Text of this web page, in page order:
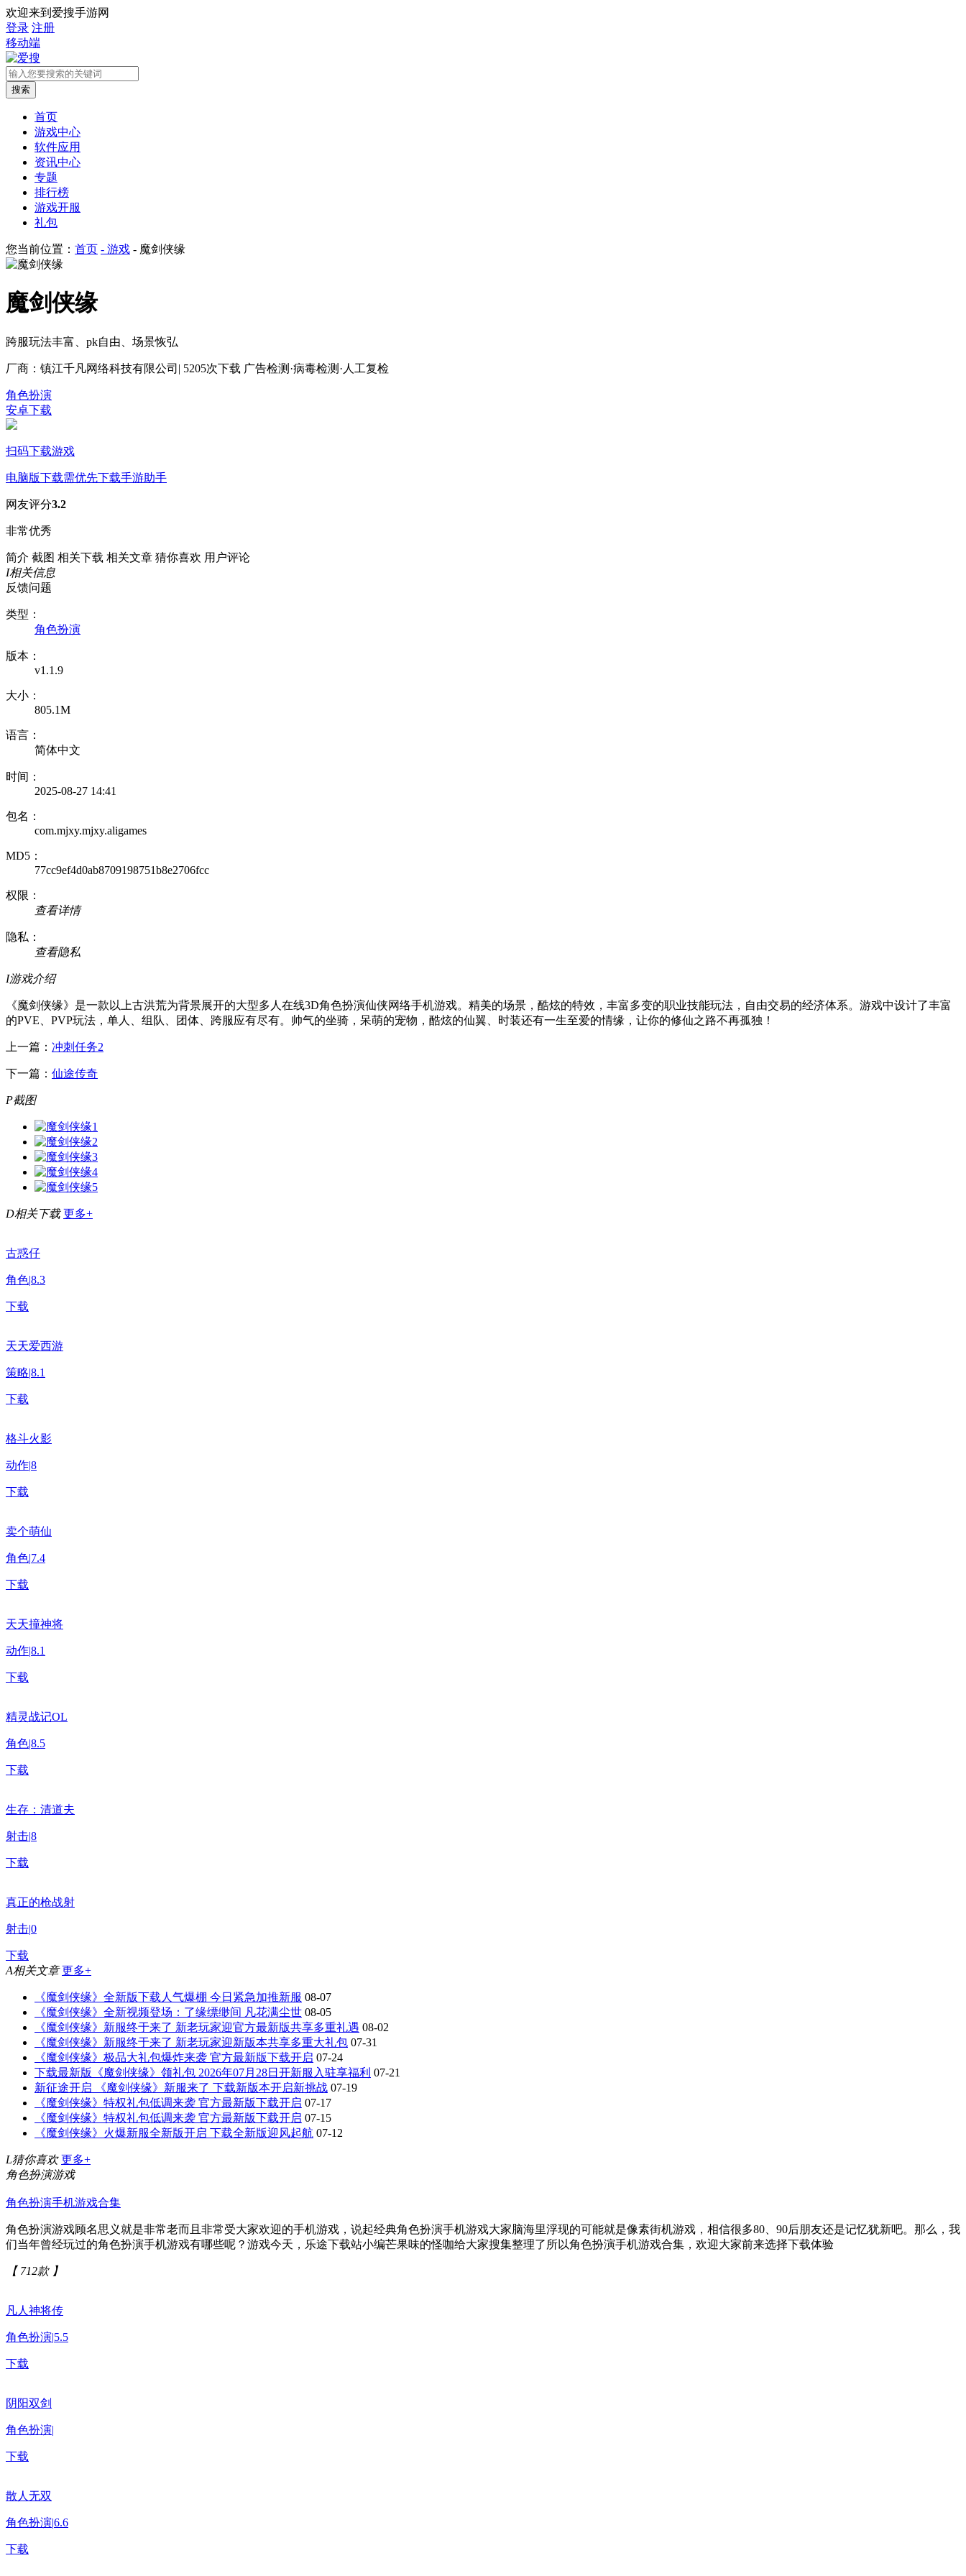
欢迎来到爱搜手游网
登录 注册
移动端
首页
游戏中心
软件应用
资讯中心
专题
排行榜
游戏开服
礼包
您当前位置： 首页 - 游戏 - 魔剑侠缘
魔剑侠缘
跨服玩法丰富、pk自由、场景恢弘
厂商：镇江千凡网络科技有限公司 | 5205次下载 广告检测·病毒检测·人工复检
角色扮演
安卓下载
扫码下载游戏
电脑版下载需优先下载手游助手
网友评分3.2
非常优秀
简介 截图 相关下载 相关文章 猜你喜欢 用户评论
I相关信息
反馈问题
类型：
角色扮演
版本：
v1.1.9
大小：
805.1M
语言：
简体中文
时间：
2025-08-27 14:41
包名：
com.mjxy.mjxy.aligames
MD5：
77cc9ef4d0ab8709198751b8e2706fcc
权限：
查看详情
隐私：
查看隐私
I游戏介绍
《魔剑侠缘》是一款以上古洪荒为背景展开的大型多人在线3D角色扮演仙侠网络手机游戏。精美的场景，酷炫的特效，丰富多变的职业技能玩法，自由交易的经济体系。游戏中设计了丰富
的PVE、PVP玩法，单人、组队、团体、跨服应有尽有。帅气的坐骑，呆萌的宠物，酷炫的仙翼、时装还有一生至爱的情缘，让你的修仙之路不再孤独！
上一篇： 冲刺任务2
下一篇： 仙途传奇
P截图
D相关下载 更多+
古惑仔
角色|8.3
下载
天天爱西游
策略|8.1
下载
格斗火影
动作|8
下载
卖个萌仙
角色|7.4
下载
天天撞神将
动作|8.1
下载
精灵战记OL
角色|8.5
下载
生存：清道夫
射击|8
下载
真正的枪战射
射击|0
下载
A相关文章 更多+
《魔剑侠缘》全新版下载人气爆棚 今日紧急加推新服 08-07
《魔剑侠缘》全新视频登场：了缘缥缈间 凡花满尘世 08-05
《魔剑侠缘》新服终于来了 新老玩家迎官方最新版共享多重礼遇 08-02
《魔剑侠缘》新服终于来了 新老玩家迎新版本共享多重大礼包 07-31
《魔剑侠缘》极品大礼包爆炸来袭 官方最新版下载开启 07-24
下载最新版《魔剑侠缘》领礼包 2026年07月28日开新服入驻享福利 07-21
新征途开启 《魔剑侠缘》新服来了 下载新版本开启新挑战 07-19
《魔剑侠缘》特权礼包低调来袭 官方最新版下载开启 07-17
《魔剑侠缘》特权礼包低调来袭 官方最新版下载开启 07-15
《魔剑侠缘》火爆新服全新版开启 下载全新版迎风起航 07-12
L猜你喜欢 更多+
角色扮演游戏
角色扮演手机游戏合集
角色扮演游戏顾名思义就是非常老而且非常受大家欢迎的手机游戏，说起经典角色扮演手机游戏大家脑海里浮现的可能就是像素街机游戏，相信很多80、90后朋友还是记忆犹新吧。那么，我
们当年曾经玩过的角色扮演手机游戏有哪些呢？游戏今天，乐途下载站小编芒果味的怪咖给大家搜集整理了所以角色扮演手机游戏合集，欢迎大家前来选择下载体验
【 712款 】
凡人神将传
角色扮演|5.5
下载
阴阳双剑
角色扮演|
下载
散人无双
角色扮演|6.6
下载